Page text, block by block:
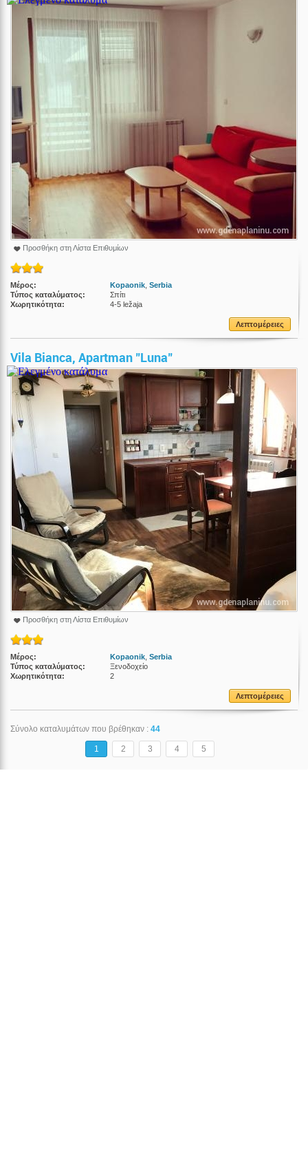
Προσθήκη στη Λίστα Επιθυμίων
Μέρος: Kopaonik Serbia
Τύπος καταλύματος:
Σπίτι
Χωρητικότητα:
4-5 ležaja
Λεπτομέρειες
Vila Bianca, Apartman "Luna"
Προσθήκη στη Λίστα Επιθυμίων
Μέρος: Kopaonik Serbia
Τύπος καταλύματος:
Ξενοδοχείο
Χωρητικότητα:
2
Λεπτομέρειες
Σύνολο καταλυμάτων που βρέθηκαν : 44
1 2 3 4 5